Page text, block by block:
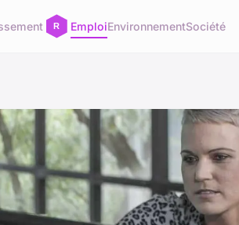
EmploiEnvironnementSociété